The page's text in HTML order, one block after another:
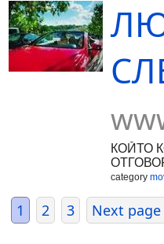
КОЙТО
FILMS
category
1 2 3 Next page